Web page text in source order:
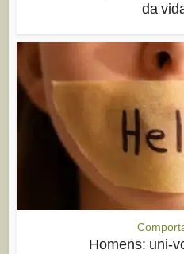
da
Homens: uni-